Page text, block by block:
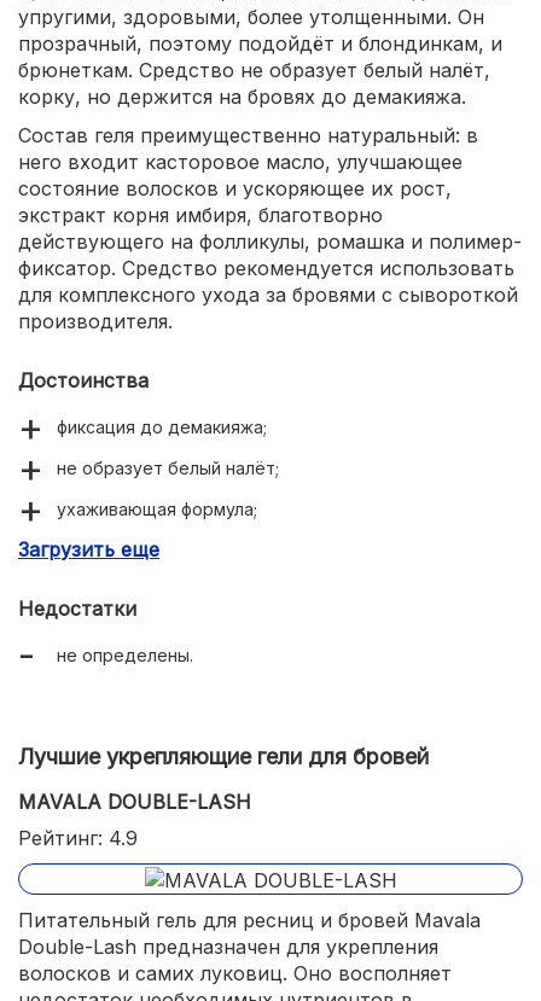
упругими, здоровыми, более утолщенными. Он
прозрачный, поэтому подойдёт и блондинкам, и
брюнеткам. Средство не образует белый налёт,
корку, но держится на бровях до демакияжа.
Состав геля преимущественно натуральный: в
него входит касторовое масло, улучшающее
состояние волосков и ускоряющее их рост,
экстракт корня имбиря, благотворно
действующего на фолликулы, ромашка и полимер-
фиксатор. Средство рекомендуется использовать
для комплексного ухода за бровями с сывороткой
производителя.
Достоинства
фиксация до демакияжа;
не образует белый налёт;
ухаживающая формула;
доступная цена около 860 рублей.
Загрузить еще
Недостатки
не определены.
Лучшие укрепляющие гели для бровей
MAVALA DOUBLE-LASH
Рейтинг: 4.9
Питательный гель для ресниц и бровей Mavala
Double-Lash предназначен для укрепления
волосков и самих луковиц. Оно восполняет